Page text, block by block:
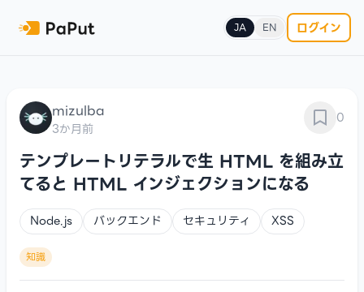
JA EN ログイン
mizulba
3か月前
0
テンプレートリテラルで生 HTML を組み立
てると HTML インジェクションになる
Node.js バックエンド セキュリティ XSS
知識